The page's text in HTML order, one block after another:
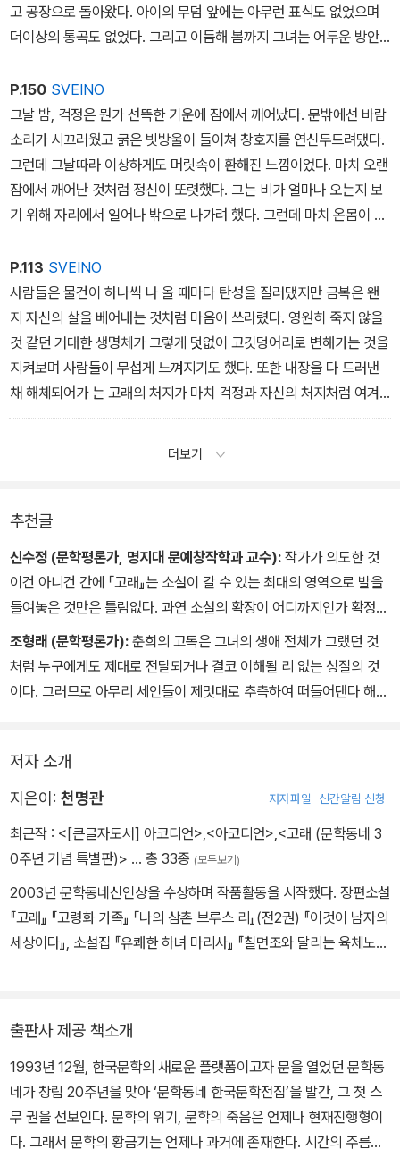
고 공장으로 돌아왔다. 아이의 무덤 앞에는 아무런 표식도 없었으며
더이상의 통곡도 없었다. 그리고 이듬해 봄까지 그녀는 어두운 방안
에 누워 곡기를 끊은 채 죽음을 기다렸다. 자신에게 주어진 가혹한 형
벌을 더이상 감당할 힘이 없었기 때문이었다. 하지만 그녀는 죽지 않
았다. 세 달이 넘도록 물 한 모금 마시지 않았지만 그녀의 지독한 생명
력은 스스로에게 죽음을 허락하지 않았다.
따뜻한 봄이 되자. 그녀는 죽음을 포기하고 다시 먹이를 구하러 섰다.
그녀는 더이상 트럭 운전사를 기다리지 않았다. 그 역시 자신을 떠나
간 사람들 가운데 하나일 뿐이었다. 그를 원망하지도 않다. 아니, 그녀
는 자신을 임신시켜놓고 떠난 사내의 무책임과 자신의 고통을 연관지
어 생각할 줄 몰랐다. 그녀에게 있어서 고통은 자신의 내부에서 일어
나는 현상일 뿐, 그 누구의 탓도 아니었다.
P.150 SVEINO
그날 밤, 걱정은 뭔가 선뜩한 기운에 잠에서 깨어났다. 문밖에선 바람
소리가 시끄러웠고 굵은 빗방울이 들이쳐 창호지를 연신두드려댔다.
그런데 그날따라 이상하게도 머릿속이 환해진 느낌이었다. 마치 오랜
잠에서 깨어난 것처럼 정신이 또렷했다. 그는 비가 얼마나 오는지 보
기 위해 자리에서 일어나 밖으로 나가려 했다. 그런데 마치 온몸이 결
박당한 것처럼 꼼짝을 할 수가 없었다.
문득 자신의 하체를 내려다본 걱정은 깜짝 놀라고 말았다. 어디가다
리이고 어디가 팔인지조차 구분할 수 없을 만큼 거대하게 부푼자신의
몸을 본 그는 엄청난 충격에 휩싸였다. 그 많은 살들이 어떻게 자신의
몸에 븥어 있게 된 건지 도무지 이해할 수 없었다.
P.113 SVEINO
사람들은 물건이 하나씩 나 올 때마다 탄성을 질러댔지만 금복은 왠
지 자신의 살을 베어내는 것처럼 마음이 쓰라렸다. 영원히 죽지 않을
것 같던 거대한 생명체가 그렇게 덧없이 고깃덩어리로 변해가는 것을
지켜보며 사람들이 무섭게 느껴지기도 했다. 또한 내장을 다 드러낸
채 해체되어가 는 고래의 처지가 마치 걱정과 자신의 처지처럼 여겨
져 저도 모르 게 설움이 북받쳐올랐다. 그녀는 애써 울음을 삼키느라
더보기
추천글
신수정 (문학평론가, 명지대 문예창작학과 교수): 작가가 의도한 것
이건 아니건 간에 『고래』는 소설이 갈 수 있는 최대의 영역으로 발을
들여놓은 것만은 틀림없다. 과연 소설의 확장이 어디까지인가 확정짓
는 것은 가능하지도 않을 뿐만 아니라 그럴 필요가 없는 일이기도 하
다. 소설이 할 수 있는 바는 그 경계 바깥으로 끊임없이 월경하는 것뿐
일 것이다. 『고래』는 남미소설이 그러했던 것처럼 어느 순간 소설의
조형래 (문학평론가): 춘희의 고독은 그녀의 생애 전체가 그랬던 것
처럼 누구에게도 제대로 전달되거나 결코 이해될 리 없는 성질의 것
이다. 그러므로 아무리 세인들이 제멋대로 추측하여 떠들어댄다 해도
숨을 거둔 후 그녀의 영혼이 우주 저편으로 향하고 있는 것처럼, 어쩐
지 시공을 초월한 거대한 스케일을 연상시키는 측면이 있다. (…) 『고
인은 사실상 존재하지 않는다. 낭만주의적 전통에서 연원한, 이와 같
이 철저히 내부의 세계에만 구애되고 있는 자기 정향적 개인의 형상
을 또한 어찌 소설의 주인공이 아니라고 단언할 수 있겠는가.
저자 소개
지은이: 천명관 저자파일 신간알림 신청
최근작 : <[큰글자도서] 아코디언>,<아코디언>,<고래 (문학동네 3
0주년 기념 특별판)> … 총 33종 (모두보기)
2003년 문학동네신인상을 수상하며 작품활동을 시작했다. 장편소설
『고래』 『고령화 가족』 『나의 삼촌 브루스 리』(전2권) 『이것이 남자의
세상이다』, 소설집 『유쾌한 하녀 마리사』 『칠면조와 달리는 육체노동
출판사 제공 책소개
1993년 12월, 한국문학의 새로운 플랫폼이고자 문을 열었던 문학동
네가 창립 20주년을 맞아 ‘문학동네 한국문학전집’을 발간, 그 첫 스
무 권을 선보인다. 문학의 위기, 문학의 죽음은 언제나 현재진행형이
다. 그래서 문학의 황금기는 언제나 과거에 존재한다. 시간의 주름을